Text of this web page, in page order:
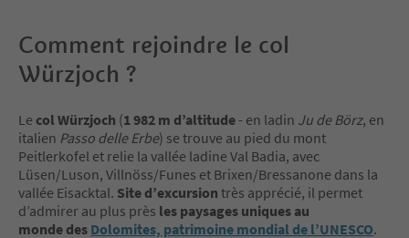
Comment rejoindre le col
Würzjoch ?
Le col Würzjoch (1 982 m d’altitude - en ladin Ju de Börz, en
italien Passo delle Erbe) se trouve au pied du mont
Peitlerkofel et relie la vallée ladine Val Badia, avec
Lüsen/Luson, Villnöss/Funes et Brixen/Bressanone dans la
vallée Eisacktal. Site d’excursion très apprécié, il permet
d’admirer au plus près les paysages uniques au
monde des Dolomites, patrimoine mondial de l’UNESCO.